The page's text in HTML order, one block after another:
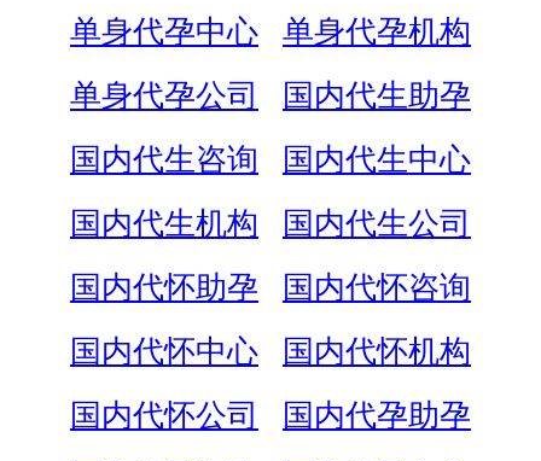
单身代孕中心
单身代孕机构
单身代孕公司
国内代生助孕
国内代生咨询
国内代生中心
国内代生机构
国内代生公司
国内代怀助孕
国内代怀咨询
国内代怀中心
国内代怀机构
国内代怀公司
国内代孕助孕